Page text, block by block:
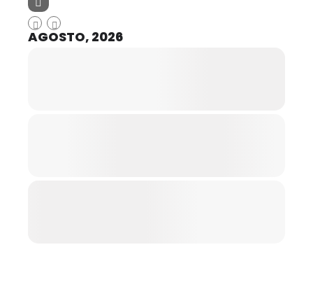
AGOSTO, 2026